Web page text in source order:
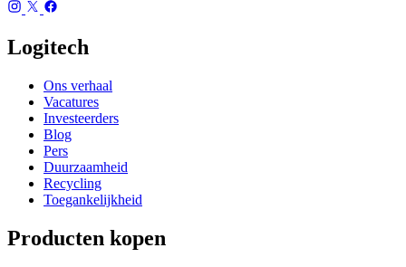
Logitech
Ons verhaal
Vacatures
Investeerders
Blog
Pers
Duurzaamheid
Recycling
Toegankelijkheid
Producten kopen